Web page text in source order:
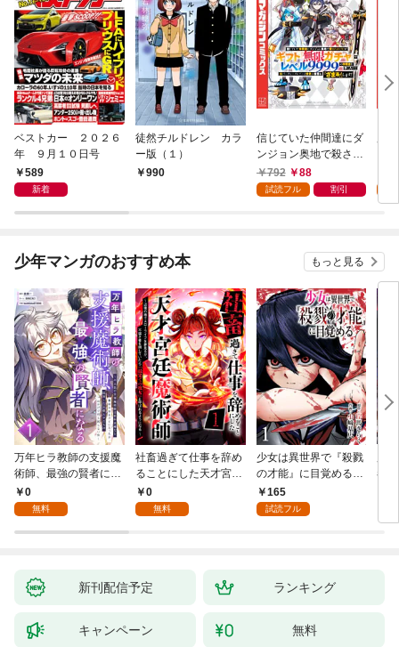
ベストカー ２０２６
年 ９月１０日号
589
新着
徒然チルドレン カラ
ー版（１）
990
信じていた仲間達にダ
ンジョン奥地で殺され
かけたがギフト『無限
ガチャ』でレベル９９
『ざまぁ！』します！
792 88
試読フル 割引
少年マンガのおすすめ本 もっと見る
万年ヒラ教師の支援魔
術師、最強の賢者にな
る～不人気の支援魔術
師は給料泥棒だと魔術
が、出世した元教え子
0
無料
社畜過ぎて仕事を辞め
ることにした天才宮廷
魔術師～辺境の地でス
ローライフを夢見る
0
無料
少女は異世界で『殺戮
の才能』に目覚める
(話売り) #1
165
試読フル
者
新刊配信予定 ランキング
キャンペーン 無料